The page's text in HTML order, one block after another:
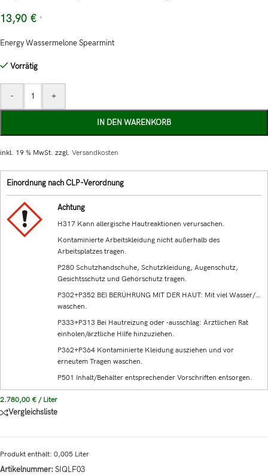
13,90 € *
Energy Wassermelone Spearmint
Vorrätig
- +
IN DEN WARENKORB
inkl. 19 % MwSt. zzgl. Versandkosten
Einordnung nach CLP-Verordnung
Achtung
H317 Kann allergische Hautreaktionen verursachen.
Kontaminierte Arbeitskleidung nicht außerhalb des
Arbeitsplatzes tragen.
P280 Schutzhandschuhe, Schutzkleidung, Augenschutz,
Gesichtsschutz und Gehörschutz tragen.
P302+P352 BEI BERÜHRUNG MIT DER HAUT: Mit viel Wasser/…
waschen.
P333+P313 Bei Hautreizung oder -ausschlag: Ärztlichen Rat
einholen/ärztliche Hilfe hinzuziehen.
P362+P364 Kontaminierte Kleidung ausziehen und vor
erneutem Tragen waschen.
P501 Inhalt/Behälter entsprechender Vorschriften entsorgen.
2.780,00 € / Liter
Vergleichsliste
Produkt enthält: 0,005 Liter
Artikelnummer: SIQLF03